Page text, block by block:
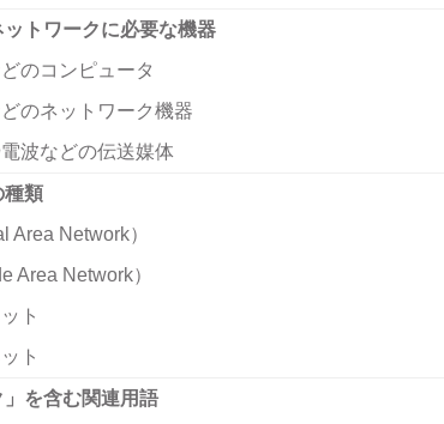
ットワークに必要な機器
のコンピュータ
のネットワーク機器
波などの伝送媒体
種類
Area Network）
Area Network）
ト
ト
」を含む関連用語